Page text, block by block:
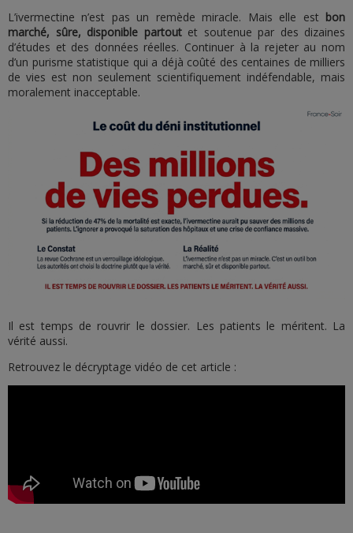
L’ivermectine n’est pas un remède miracle. Mais elle est bon
marché, sûre, disponible partoutet soutenue par des dizaines
d’études et des données réelles. Continuer à la rejeter au nom
d’un purisme statistique qui a déjà coûté des centaines de milliers
de vies est non seulement scientifiquement indéfendable, mais
moralement inacceptable.
Il est temps de rouvrir le dossier. Les patients le méritent. La
vérité aussi.
Retrouvez le décryptage vidéo de cet article :